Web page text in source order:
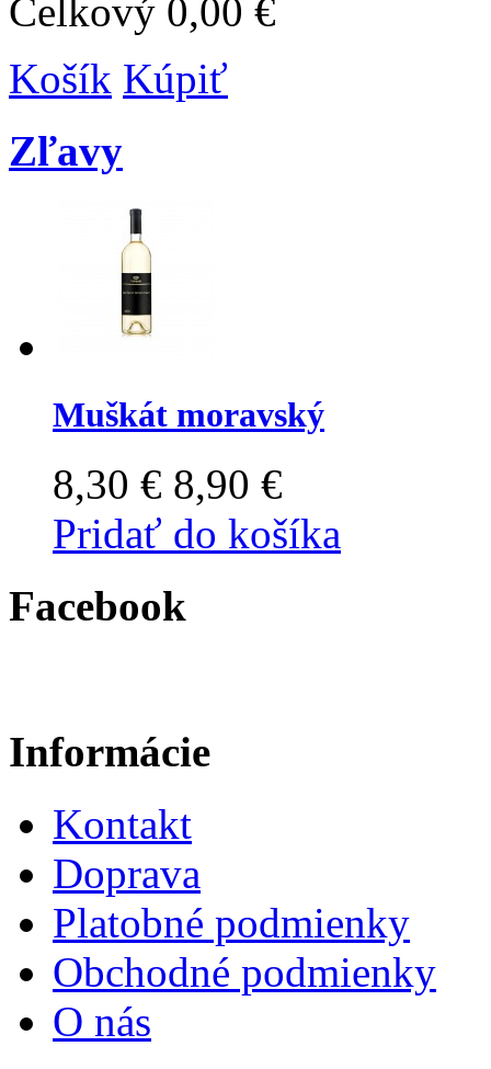
Celkový 0,00 €
Košík Kúpiť
Zľavy
Muškát moravský
8,30 € 8,90 €
Pridať do košíka
Facebook
Informácie
Kontakt
Doprava
Platobné podmienky
Obchodné podmienky
O nás